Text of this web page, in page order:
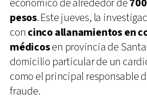
económico de alrededor de
pesos. Este jueves, la
con cinco allanamientos en
médicosen provincia de Santa
domicilio particular de un
como el principal responsable
fraude.